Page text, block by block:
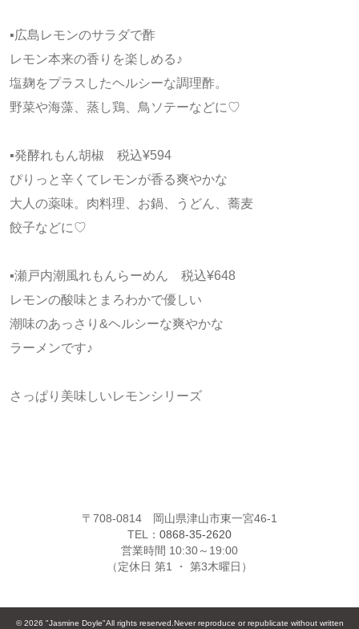
▪️広島レモンのサラダで酢
レモン本来の香りを楽しめる♪
塩麹をプラスしたヘルシーな調理酢。
野菜や海藻、蒸し鶏、鳥ソテーなどに♡
▪️発酵れもん胡椒 税込¥594
ぴりっと辛くてレモンが香る爽やかな
大人の薬味。肉料理、お鍋、うどん、蕎麦
餃子などに♡
▪️瀬戸内潮風れもんらーめん 税込¥648
レモンの酸味とまろわかで優しい
潮味のあっさり&ヘルシーな爽やかな
ラーメンです♪
さっぱり美味しいレモンシリーズ
〒708-0814 岡山県津山市東一宮46-1
TEL： 0868-35-2620
営業時間 10:30～19:00
（定休日 第1 ・ 第3木曜日）
© 2026 "Jasmine Doyle"All rights reserved.Never reproduce or republicate without written